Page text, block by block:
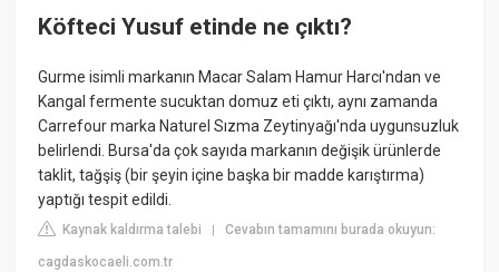
Köfteci Yusuf etinde ne çıktı?
Gurme isimli markanın Macar Salam Hamur Harcı'ndan ve
Kangal fermente sucuktan domuz eti çıktı, aynı zamanda
Carrefour marka Naturel Sızma Zeytinyağı'nda uygunsuzluk
belirlendi. Bursa'da çok sayıda markanın değişik ürünlerde
taklit, tağşiş (bir şeyin içine başka bir madde karıştırma)
yaptığı tespit edildi.
Kaynak kaldırma talebi |Cevabın tamamını burada okuyun:
cagdaskocaeli.com.tr